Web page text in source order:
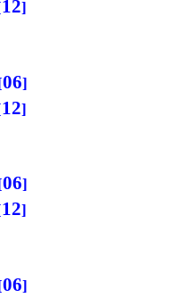
12
06
12
06
12
06